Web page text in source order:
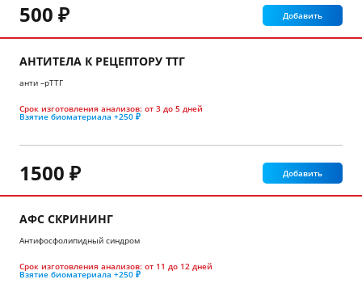
500 ₽ Добавить
АНТИТЕЛА К РЕЦЕПТОРУ ТТГ
анти –рТТГ
Срок изготовления анализов: от 3 до 5 дней
Взятие биоматериала +250 ₽
1500 ₽ Добавить
АФС СКРИНИНГ
Антифосфолипидный синдром
Срок изготовления анализов: от 11 до 12 дней
Взятие биоматериала +250 ₽